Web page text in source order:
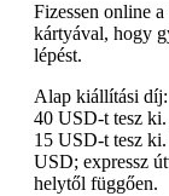
Fizessen online
kártyával, hogy
lépést.
Alap kiállítási
40 USD-t tesz
15 USD-t tesz
USD; expressz
helytől függően.